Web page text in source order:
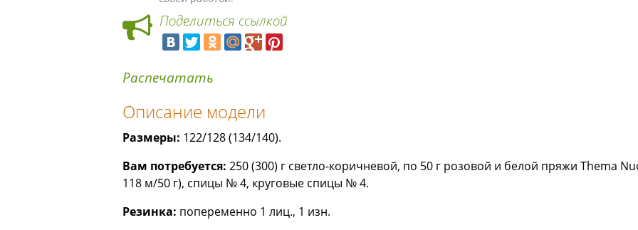
Поделиться ссылкой
Распечатать
Описание модели
Размеры: 122/128 (134/140).
Вам потребуется: 250 (300) г светло-коричневой, по 50 г розовой и белой пряжи Thema
118 м/50 г), спицы № 4, круговые спицы № 4.
Резинка: попеременно 1 лиц., 1 изн.